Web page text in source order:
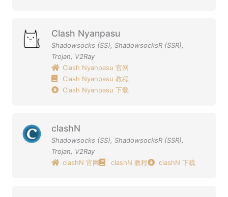
Clash Nyanpasu
Shadowsocks (SS), ShadowsocksR (SSR),
Trojan, V2Ray
Clash Nyanpasu 官网
Clash Nyanpasu 教程
Clash Nyanpasu 下载
clashN
Shadowsocks (SS), ShadowsocksR (SSR),
Trojan, V2Ray
clashN 官网
clashN 教程 clashN 下载